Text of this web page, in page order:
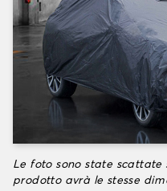
Le foto sono state scattate
prodotto avrà le stesse